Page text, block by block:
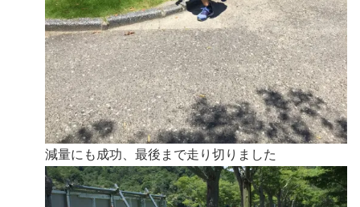
減量にも成功、最後まで走り切りました